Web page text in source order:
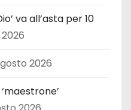
va all’asta per 10
2026